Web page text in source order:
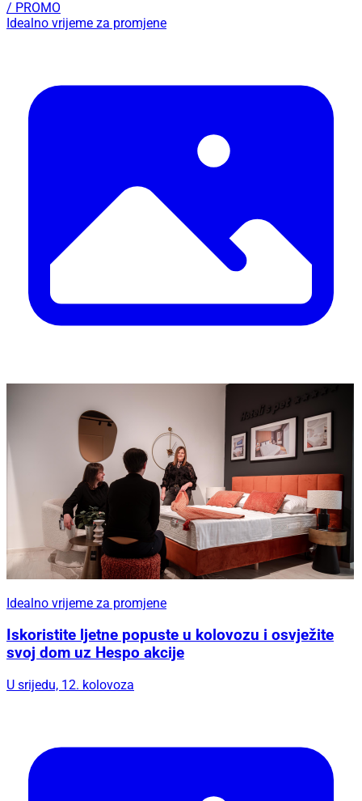
/ PROMO
Idealno vrijeme za promjene
Idealno vrijeme za promjene
Iskoristite ljetne popuste u kolovozu i osvježite
svoj dom uz Hespo akcije
U srijedu, 12. kolovoza